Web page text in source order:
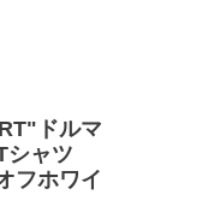
ドルマ
シャツ
ホワイ